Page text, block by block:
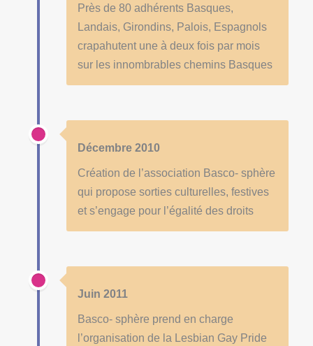
Près de 80 adhérents Basques,
Landais, Girondins, Palois, Espagnols
crapahutent une à deux fois par mois
sur les innombrables chemins Basques
Décembre 2010
Création de l’association Basco- sphère
qui propose sorties culturelles, festives
et s’engage pour l’égalité des droits
Juin 2011
Basco- sphère prend en charge
l’organisation de la Lesbian Gay Pride